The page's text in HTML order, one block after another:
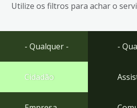
busca
Ir
rodapé
Utilize os filtros para achar o
- Qualquer -
Cidadão
-